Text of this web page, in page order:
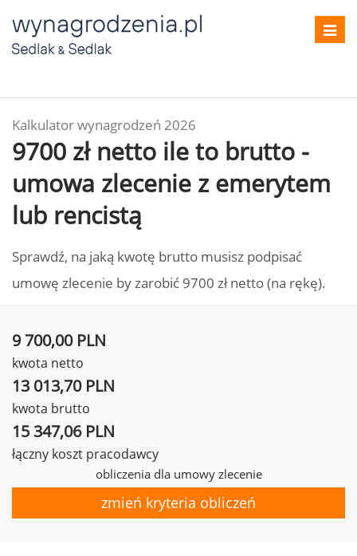
Kalkulator wynagrodzeń 2026
9700 zł netto ile to brutto -
umowa zlecenie z emerytem
lub rencistą
Sprawdź, na jaką kwotę brutto musisz podpisać
umowę zlecenie by zarobić 9700 zł netto (na rękę).
9 700,00 PLN
kwota netto
13 013,70 PLN
kwota brutto
15 347,06 PLN
łączny koszt pracodawcy
obliczenia dla umowy zlecenie
zmień kryteria obliczeń